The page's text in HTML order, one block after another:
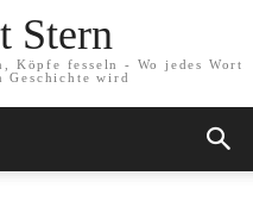
Stern
Köpfe fesseln - Wo jedes Wort
Geschichte wird